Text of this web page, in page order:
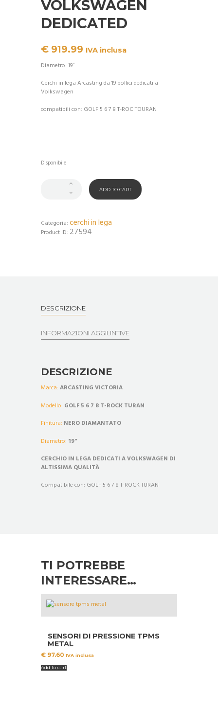
VOLKSWAGEN
DEDICATED
€ 919.99 IVA inclusa
Diametro: 19″
Cerchi in lega Arcasting da 19 pollici dedicati a
Volkswagen
compatibili con: GOLF 5 6 7 8 T-ROC TOURAN
Disponibile
ADD TO CART
Categoria: cerchi in lega
Product ID: 27594
DESCRIZIONE
INFORMAZIONI AGGIUNTIVE
DESCRIZIONE
Marca: ARCASTING VICTORIA
Modello: GOLF 5 6 7 8 T-ROCK TURAN
Finitura: NERO DIAMANTATO
Diametro: 19”
CERCHIO IN LEGA DEDICATI A VOLKSWAGEN DI
ALTISSIMA QUALITÀ
Compatibile con: GOLF 5 6 7 8 T-ROCK TURAN
TI POTREBBE
INTERESSARE…
SENSORI DI PRESSIONE TPMS
METAL
€ 97.60 IVA inclusa
Add to cart